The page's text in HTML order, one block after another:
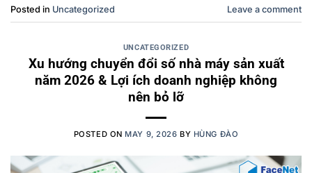
Posted in Uncategorized Leave a comment
UNCATEGORIZED
Xu hướng chuyển đổi số nhà máy sản xuất
năm 2026 & Lợi ích doanh nghiệp không
nên bỏ lỡ
POSTED ON MAY 9, 2026 BY HÙNG ĐÀO